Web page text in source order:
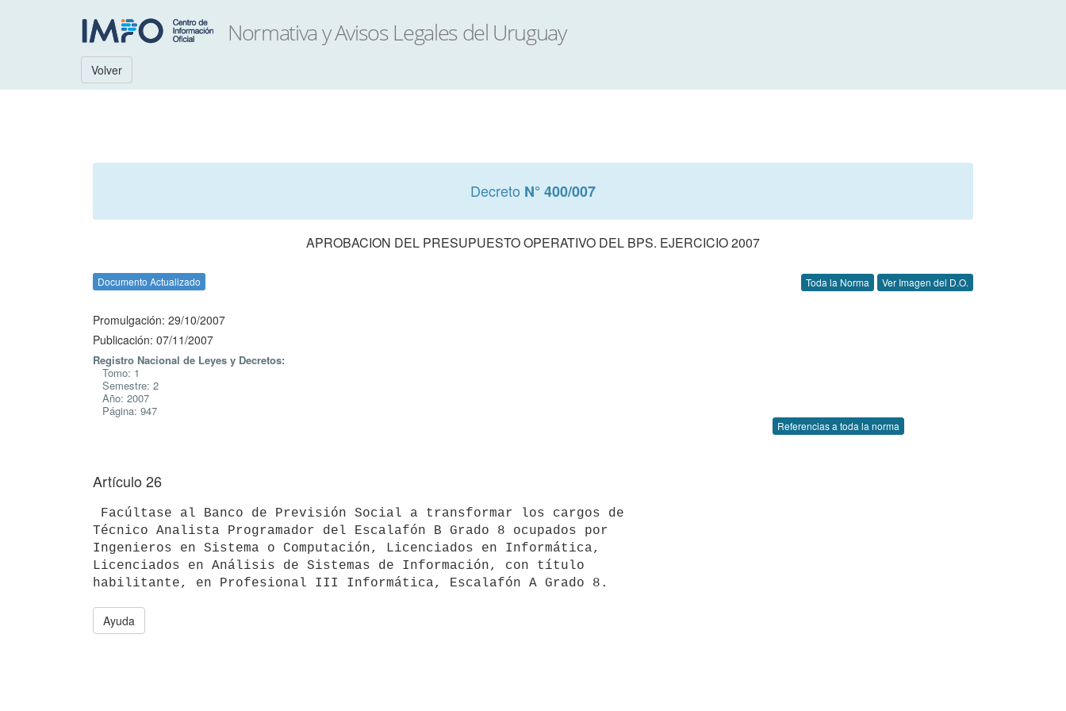
Volver
Decreto N° 400/007
APROBACION DEL PRESUPUESTO OPERATIVO DEL BPS. EJERCICIO 2007
Documento Actualizado Toda la Norma Ver Imagen del D.O.
Promulgación: 29/10/2007
Publicación: 07/11/2007
Registro Nacional de Leyes y Decretos:
Tomo: 1
Semestre: 2
Año: 2007
Página: 947
Referencias a toda la norma
Artículo 26
Técnico Analista Programador del Escalafón B Grado 8 ocupados por
Ingenieros en Sistema o Computación, Licenciados en Informática,
Licenciados en Análisis de Sistemas de Información, con título
Ayuda